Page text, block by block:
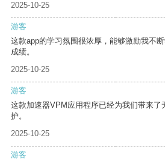
2025-10-25
游客
这款app的学习氛围很浓厚，能够激励我不
成绩。
2025-10-25
游客
这款加速器VPM应用程序已经为我们带来了
护。
2025-10-25
游客